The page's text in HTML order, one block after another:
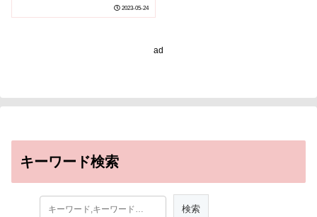
weekly magnetic muscle
2023-05-24
ad
キーワード検索